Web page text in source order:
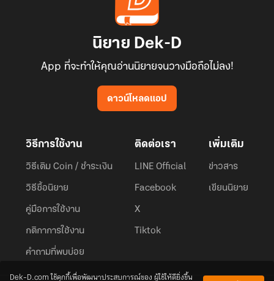
นิยาย Dek-D
App ที่จะทำให้คุณอ่านนิยายจนวางมือถือไม่ลง!
ดาวน์โหลดแอป
วิธีการใช้งาน
วิธีเติม Coin / ชำระเงิน
วิธีซื้อนิยาย
คู่มือการใช้งาน
กติกาการใช้งาน
คำถามที่พบบ่อย
ติดต่อเรา
LINE Official
Facebook
X
Tiktok
เพิ่มเติม
ข่าวสาร
เขียนนิยาย
Dek-D.com ใช้คุกกี้เพื่อพัฒนาประสบการณ์ของ ผู้ใช้ให้ดียิ่งขึ้น